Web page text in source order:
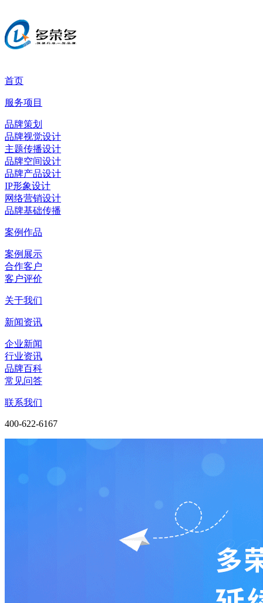
首页
服务项目
品牌策划
品牌视觉设计
主题传播设计
品牌空间设计
品牌产品设计
IP形象设计
网络营销设计
品牌基础传播
案例作品
案例展示
合作客户
客户评价
关于我们
新闻资讯
企业新闻
行业资讯
品牌百科
常见问答
联系我们
400-622-6167